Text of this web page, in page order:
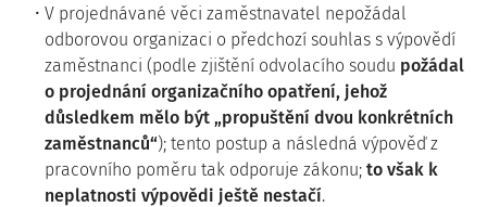
V projednávané věci zaměstnavatel nepožádal
odborovou organizaci o předchozí souhlas s výpovědí
zaměstnanci (podle zjištění odvolacího soudu požádal
o projednání organizačního opatření, jehož
důsledkem mělo být „propuštění dvou konkrétních
zaměstnanců“); tento postup a následná výpověď z
pracovního poměru tak odporuje zákonu; to však k
neplatnosti výpovědi ještě nestačí.